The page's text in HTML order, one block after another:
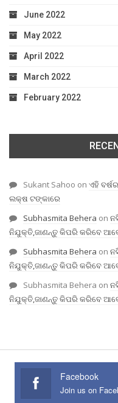
June 2022
May 2022
April 2022
March 2022
February 2022
Sukant Sahoo on ଏହି
ଲକ୍ଷ ଟଙ୍କାରେ
Subhasmita Behera on
ନିଯୁକ୍ତି,ଜାଣନ୍ତୁ କିପରି କରିବେ
Subhasmita Behera on
ନିଯୁକ୍ତି,ଜାଣନ୍ତୁ କିପରି କରିବେ
Subhasmita Behera on
ନିଯୁକ୍ତି,ଜାଣନ୍ତୁ କିପରି କରିବେ
Facebook